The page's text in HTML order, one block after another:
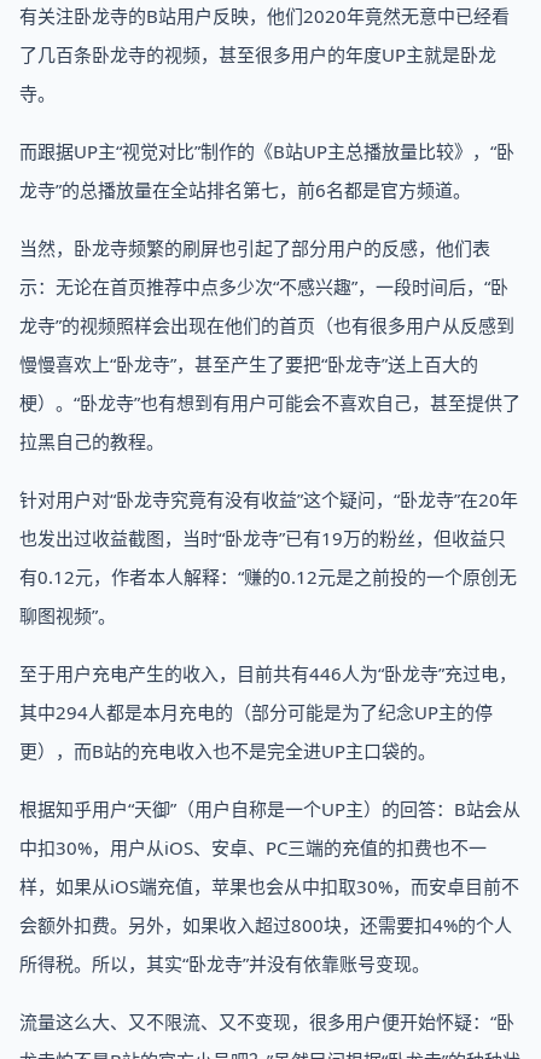
有关注卧龙寺的B站用户反映，他们2020年竟然无意中已经看
了几百条卧龙寺的视频，甚至很多用户的年度UP主就是卧龙
寺。
而跟据UP主“视觉对比”制作的《B站UP主总播放量比较》，“卧
龙寺”的总播放量在全站排名第七，前6名都是官方频道。
当然，卧龙寺频繁的刷屏也引起了部分用户的反感，他们表
示：无论在首页推荐中点多少次“不感兴趣”，一段时间后，“卧
龙寺”的视频照样会出现在他们的首页（也有很多用户从反感到
慢慢喜欢上“卧龙寺”，甚至产生了要把“卧龙寺”送上百大的
梗）。“卧龙寺”也有想到有用户可能会不喜欢自己，甚至提供了
拉黑自己的教程。
针对用户对“卧龙寺究竟有没有收益”这个疑问，“卧龙寺”在20年
也发出过收益截图，当时“卧龙寺”已有19万的粉丝，但收益只
有0.12元，作者本人解释：“赚的0.12元是之前投的一个原创无
聊图视频”。
至于用户充电产生的收入，目前共有446人为“卧龙寺”充过电，
其中294人都是本月充电的（部分可能是为了纪念UP主的停
更），而B站的充电收入也不是完全进UP主口袋的。
根据知乎用户“天御”（用户自称是一个UP主）的回答：B站会从
中扣30%，用户从iOS、安卓、PC三端的充值的扣费也不一
样，如果从iOS端充值，苹果也会从中扣取30%，而安卓目前不
会额外扣费。另外，如果收入超过800块，还需要扣4%的个人
所得税。所以，其实“卧龙寺”并没有依靠账号变现。
流量这么大、又不限流、又不变现，很多用户便开始怀疑：“卧